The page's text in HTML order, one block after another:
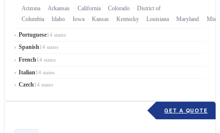
Arizona Arkansas California Colorado
District of
Columbia
Idaho Iowa Kansas Kentucky Louisiana Maryland
Portuguese14 states
Spanish14 states
French14 states
Italian14 states
Czech14 states
GET A QUOTE